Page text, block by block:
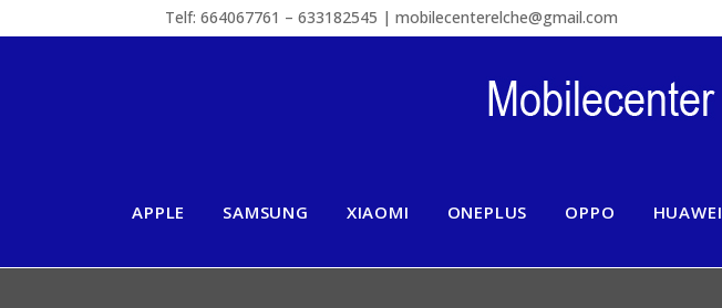
Telf: 664067761 – 633182545 | mobilecenterelche@gmail.com
APPLE SAMSUNG XIAOMI ONEPLUS OPPO HUAWEI